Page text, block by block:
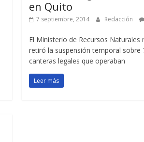
en Quito
7 septiembre, 2014 Redacción
El Ministerio de Recursos Naturales
retiró la suspensión temporal sobre
canteras legales que operaban
Leer más